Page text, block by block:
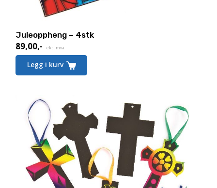
Juleoppheng – 4stk
89,00,- eks. mva.
Legg i kurv